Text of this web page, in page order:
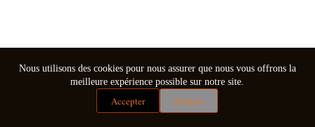
Nous utilisons des cookies pour nous assurer que nous vous offrons la
meilleure expérience possible sur notre site.
Accepter Refuser
Mentions légales
Conditions générales de vente